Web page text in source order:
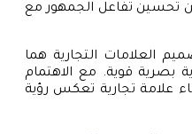
تحسين تفاعل الجمهور مع
العلامات التجارية هما
بصرية قوية. مع الاهتمام
علامة تجارية تعكس رؤية